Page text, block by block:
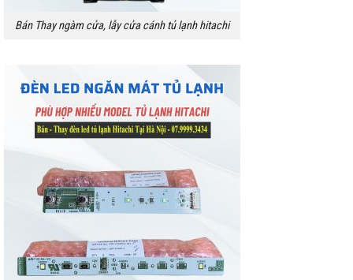
Bán Thay ngàm cửa, lẫy cửa cánh tủ lạnh hitachi